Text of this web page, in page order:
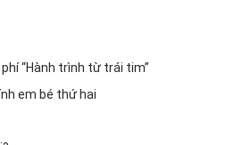
“Hành trình từ trái tim”
em bé thứ hai